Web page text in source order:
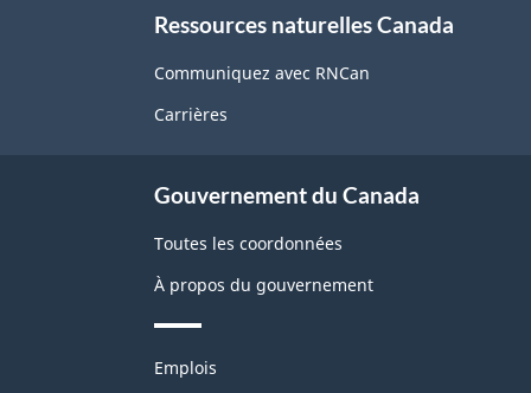
Ressources naturelles Canada
Communiquez avec RNCan
Carrières
Gouvernement du Canada
Toutes les coordonnées
À propos du gouvernement
Thèmes
Emplois